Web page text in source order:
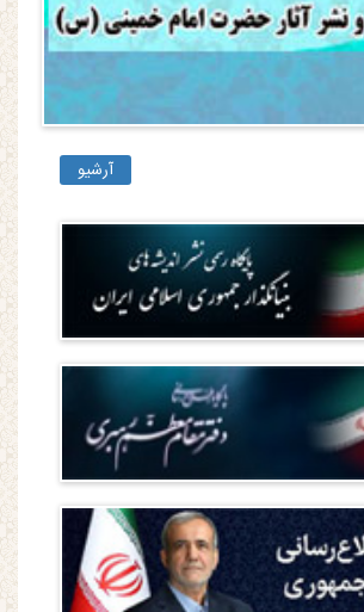
آرشیو